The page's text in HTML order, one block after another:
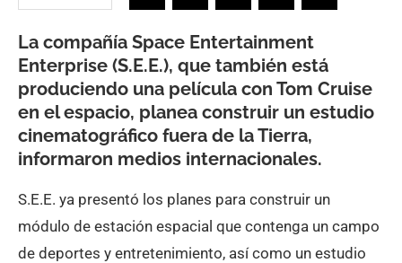
La compañía Space Entertainment
Enterprise (S.E.E.), que también está
produciendo una película con Tom Cruise
en el espacio, planea construir un estudio
cinematográfico fuera de la Tierra,
informaron medios internacionales.
S.E.E. ya presentó los planes para construir un
módulo de estación espacial que contenga un campo
de deportes y entretenimiento, así como un estudio